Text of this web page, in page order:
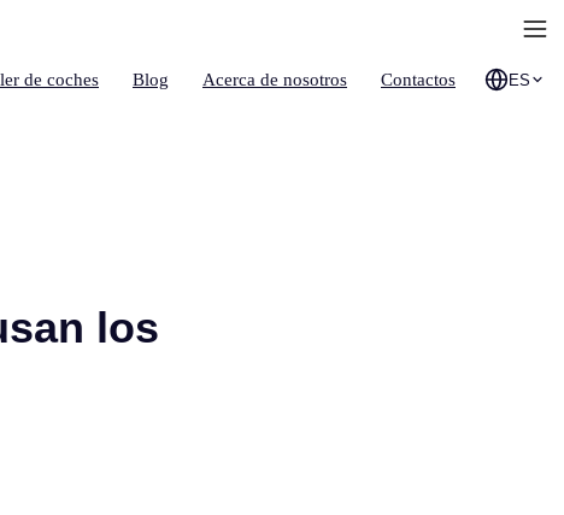
de coches Blog Acerca de nosotros Contactos ES
los